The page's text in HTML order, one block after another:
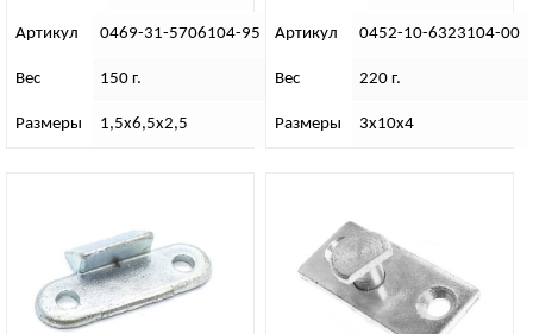
Артикул 0469-31-5706104-95
Вес 150 г.
Размеры 1,5х6,5х2,5
Артикул 0452-10-6323104-00
Вес 220 г.
Размеры 3х10х4